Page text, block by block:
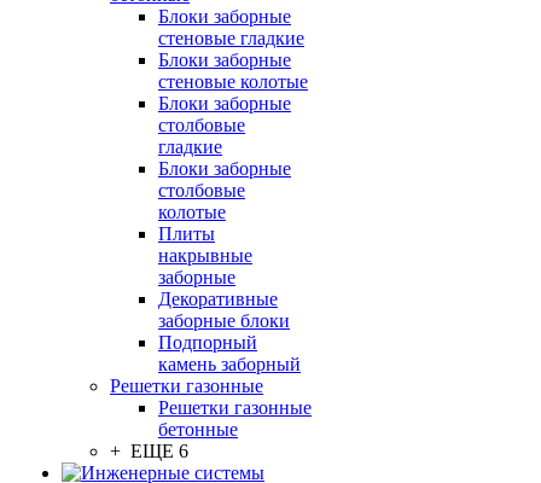
Блоки заборные
стеновые гладкие
Блоки заборные
стеновые колотые
Блоки заборные
столбовые
гладкие
Блоки заборные
столбовые
колотые
Плиты
накрывные
заборные
Декоративные
заборные блоки
Подпорный
камень заборный
Решетки газонные
Решетки газонные
бетонные
+ ЕЩЕ 6